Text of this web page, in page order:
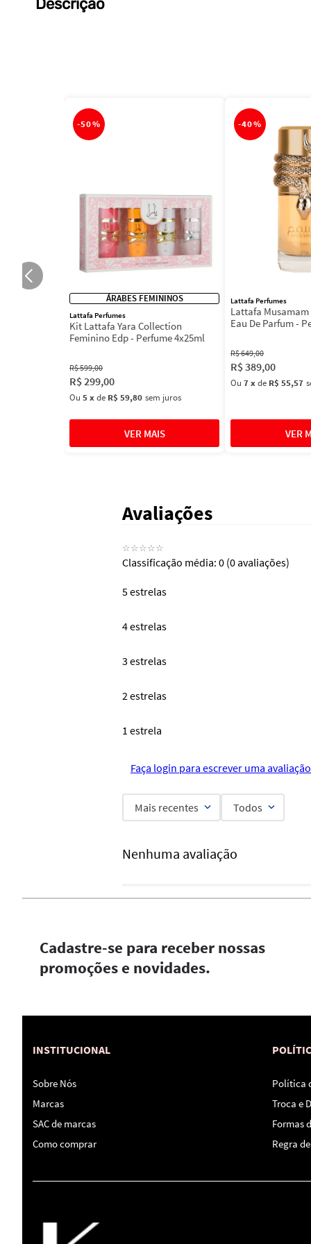
Descrição
-50%
ÁRABES FEMININOS
Lattafa Perfumes
Kit Lattafa Yara Collection
Feminino Edp - Perfume 4x25ml
R$599,00
R$299,00
Ou 5xde R$ 59,80 sem juros
-40%
Lattafa Perfumes
Lattafa
Eau De Parfum -
R$649,00
R$389,00
Ou 7xde R$ 55,57
Avaliações
☆☆☆☆☆
Classificação média: 0 (0 avaliações)
5 estrelas
4 estrelas
3 estrelas
2 estrelas
1 estrela
Faça login para escrever uma
Mais recentes Todos
Nenhuma avaliação
Cadastre-se para receber nossas
promoções e novidades.
INSTITUCIONAL
Sobre Nós
Marcas
SAC de marcas
Como comprar
Política
Troca e
Formas
Regra